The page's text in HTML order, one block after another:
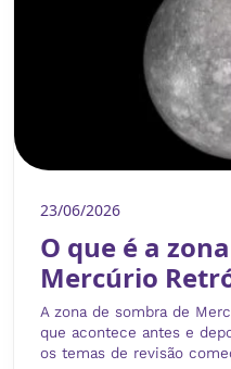
23/06/2026
O que é a
Mercúrio
A zona de sombra de
que acontece antes e
os temas de revisão